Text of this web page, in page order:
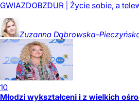
GWIAZDOBZDUR | Życie sobie, a
Zuzanna Dąbrowska-
10
Młodzi wykształceni i z wielkich